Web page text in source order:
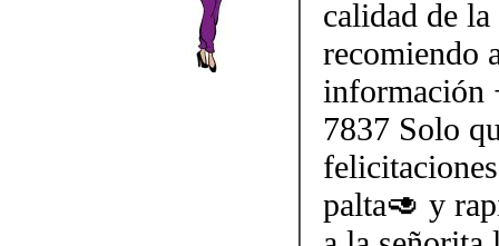
calidad de
recomiendo
información
7837 Solo
palta🥑 y